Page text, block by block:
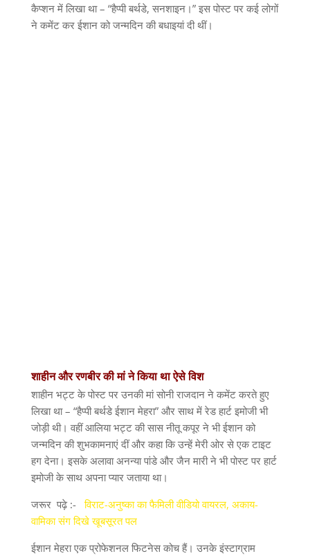
कैप्शन में लिखा था– “हैप्पी बर्थडे, सनशाइन।” इस पोस्ट पर कई लोगों
ने कमेंट कर ईशान को जन्मदिन की बधाइयां दी थीं।
शाहीनऔररणबीरकीमांनेकियाथाऐसेविश
शाहीन भट्ट के पोस्ट पर उनकी मां सोनी राजदान ने कमेंट करते हुए
लिखा था– “हैप्पी बर्थडे ईशान मेहरा” और साथ में रेड हार्ट इमोजी भी
जोड़ी थी। वहीं आलिया भट्ट की सास नीतू कपूर ने भी ईशान को
जन्मदिन की शुभकामनाएं दीं और कहा कि उन्हें मेरी ओर से एक टाइट
हग देना। इसके अलावा अनन्या पांडे और जैन मारी ने भी पोस्ट पर हार्ट
इमोजी के साथ अपना प्यार जताया था।
जरूर पढ़े:- विराट-अनुष्का का फैमिली वीडियो वायरल, अकाय-
वामिका संग दिखे खूबसूरत पल
ईशान मेहरा एक प्रोफेशनल फिटनेस कोच हैं। उनके इंस्टाग्राम